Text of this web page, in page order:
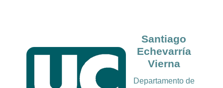
Santiago
Echevarría
Vierna
Departamento de